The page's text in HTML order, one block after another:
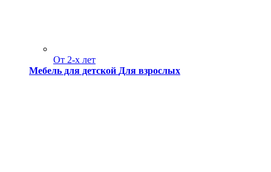
От 2-х лет
Мебель для детской Для взрослых